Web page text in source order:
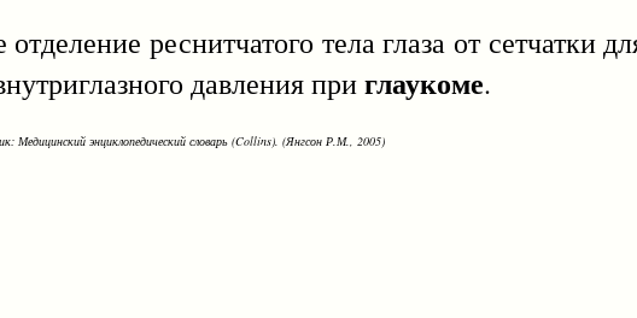
реснитчатого тела глаза от сетчатки
давления приглаукоме.
Медицинский энциклопедический словарь (Collins). (Янгсон Р.М., 2005)